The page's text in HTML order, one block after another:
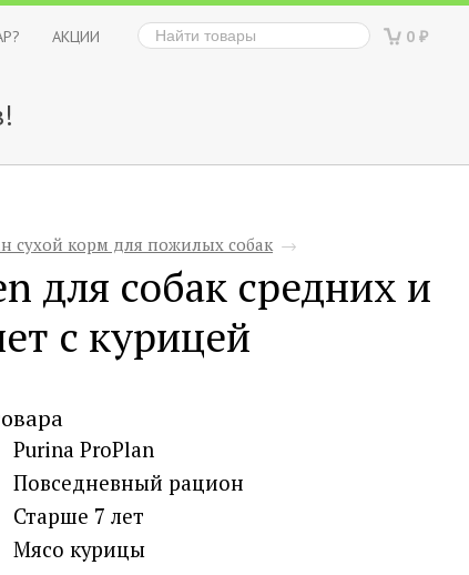
0 ₽
АКЦИИ
сухой корм для пожилых собак →
для собак средних и
с курицей
Purina ProPlan
Повседневный рацион
Старше 7 лет
Мясо курицы